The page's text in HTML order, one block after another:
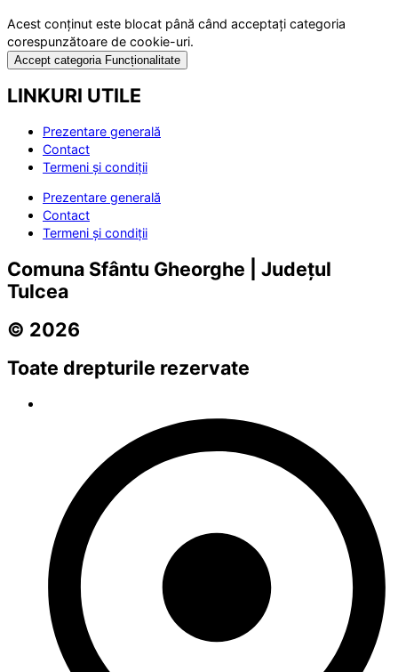
Acest conținut este blocat până când acceptați categoria
corespunzătoare de cookie-uri.
Accept categoria Funcționalitate
LINKURI UTILE
Prezentare generală
Contact
Termeni și condiții
Prezentare generală
Contact
Termeni și condiții
Comuna Sfântu Gheorghe | Județul
Tulcea
© 2026
Toate drepturile rezervate